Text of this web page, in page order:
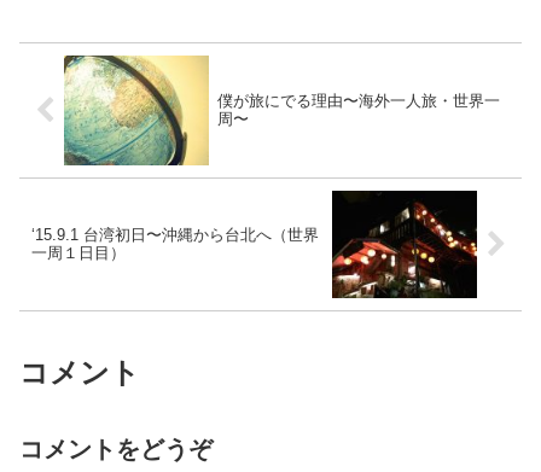
僕が旅にでる理由〜海外一人旅・世界一
周〜
‘15.9.1 台湾初日〜沖縄から台北へ（世界
一周１日目）
コメント
コメントをどうぞ